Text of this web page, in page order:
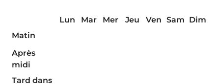
Lun Mar Mer Jeu Ven Sam Dim
Matin
Après
midi
Tard dans